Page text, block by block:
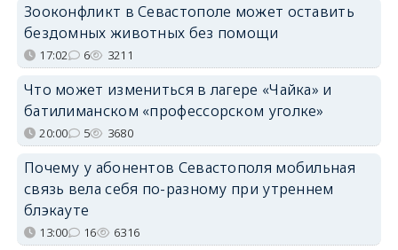
Зооконфликт в Севастополе может оставить
бездомных животных без помощи
17:02 6 3211
Что может измениться в лагере «Чайка» и
батилиманском «профессорском уголке»
20:00 5 3680
Почему у абонентов Севастополя мобильная
связь вела себя по-разному при утреннем
блэкауте
13:00 16 6316